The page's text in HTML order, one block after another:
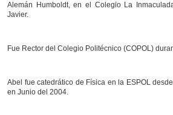
Alemán Humboldt, en el Colegio La
Javier.
Fue Rector del Colegio Politécnico (COPOL)
Abel fue catedrático de Física en la ESPOL
en Junio del 2004.